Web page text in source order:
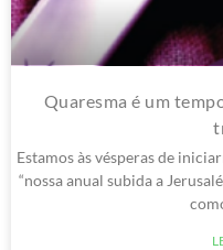
Quaresma é um
Estamos às vésperas de
“nossa anual subida a